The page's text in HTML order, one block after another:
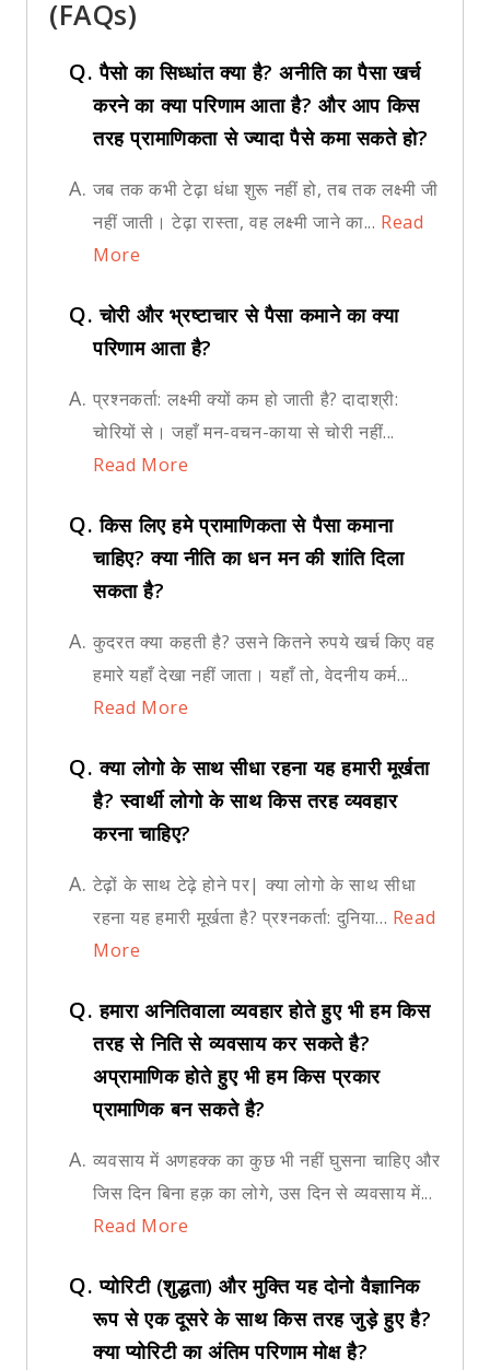
(FAQs)
Q.पैसो का सिध्धांत क्या है? अनीति का पैसा खर्च
करने का क्या परिणाम आता है? और आप किस
तरह प्रामाणिकता से ज्यादा पैसे कमा सकते हो?
A. जब तक कभी टेढ़ा धंधा शुरू नहीं हो, तब तक लक्ष्मी जी
नहीं जाती। टेढ़ा रास्ता, वह लक्ष्मी जाने का... Read
More
Q.चोरी और भ्रष्टाचार से पैसा कमाने का क्या
परिणाम आता है?
A. प्रश्नकर्ता: लक्ष्मी क्यों कम हो जाती है? दादाश्री:
चोरियों से। जहाँ मन-वचन-काया से चोरी नहीं...
Read More
Q.किस लिए हमे प्रामाणिकता से पैसा कमाना
चाहिए? क्या नीति का धन मन की शांति दिला
सकता है?
A. कुदरत क्या कहती है? उसने कितने रुपये खर्च किए वह
हमारे यहाँ देखा नहीं जाता। यहाँ तो, वेदनीय कर्म...
Read More
Q.क्या लोगो के साथ सीधा रहना यह हमारी मूर्खता
है? स्वार्थी लोगो के साथ किस तरह व्यवहार
करना चाहिए?
A. टेढ़ों के साथ टेढ़े होने पर| क्या लोगो के साथ सीधा
रहना यह हमारी मूर्खता है? प्रश्नकर्ता: दुनिया... Read
More
Q.हमारा अनितिवाला व्यवहार होते हुए भी हम किस
तरह से निति से व्यवसाय कर सकते है?
अप्रामाणिक होते हुए भी हम किस प्रकार
प्रामाणिक बन सकते है?
A. व्यवसाय में अणहक्क का कुछ भी नहीं घुसना चाहिए और
जिस दिन बिना हक़ का लोगे, उस दिन से व्यवसाय में...
Read More
Q.प्योरिटी (शुद्धता) और मुक्ति यह दोनो वैज्ञानिक
रूप से एक दूसरे के साथ किस तरह जुड़े हुए है?
क्या प्योरिटी का अंतिम परिणाम मोक्ष है?